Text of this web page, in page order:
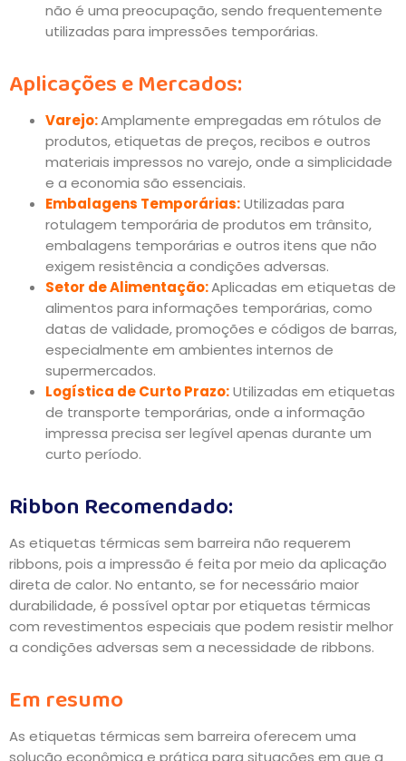
não é uma preocupação, sendo frequentemente
utilizadas para impressões temporárias.
Aplicações e Mercados:
Varejo:Amplamente empregadas em rótulos de
produtos, etiquetas de preços, recibos e outros
materiais impressos no varejo, onde a simplicidade
e a economia são essenciais.
Embalagens Temporárias:Utilizadas para
rotulagem temporária de produtos em trânsito,
embalagens temporárias e outros itens que não
exigem resistência a condições adversas.
Setor de Alimentação:Aplicadas em etiquetas de
alimentos para informações temporárias, como
datas de validade, promoções e códigos de barras,
especialmente em ambientes internos de
supermercados.
Logística de Curto Prazo:Utilizadas em etiquetas
de transporte temporárias, onde a informação
impressa precisa ser legível apenas durante um
curto período.
Ribbon Recomendado:
As etiquetas térmicas sem barreira não requerem
ribbons, pois a impressão é feita por meio da aplicação
direta de calor. No entanto, se for necessário maior
durabilidade, é possível optar por etiquetas térmicas
com revestimentos especiais que podem resistir melhor
a condições adversas sem a necessidade de ribbons.
Em resumo
As etiquetas térmicas sem barreira oferecem uma
solução econômica e prática para situações em que a